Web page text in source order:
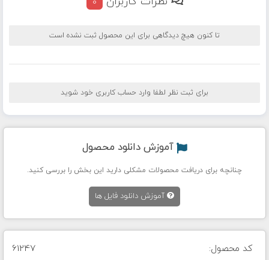
تا کنون هیچ دیدگاهی برای این محصول ثبت نشده است
برای ثبت نظر لطفا وارد حساب کاربری خود شوید
آموزش دانلود محصول
چنانچه برای دریافت محصولات مشکلی دارید این بخش را بررسی کنید.
آموزش دانلود فایل ها
کد محصول: 61247